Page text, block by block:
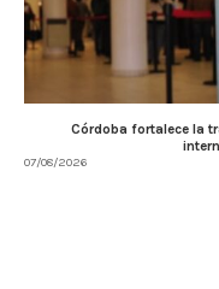
Córdoba fortalece la
07/08/2026